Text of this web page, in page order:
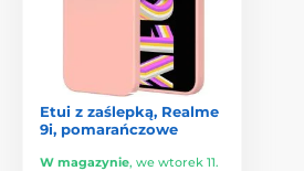
Etui z zaślepką, Realme
9i, pomarańczowe
W magazynie, we wtorek 11.